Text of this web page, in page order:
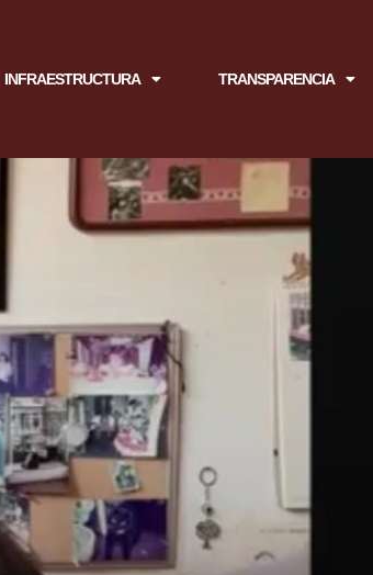
INFRAESTRUCTURA TRANSPARENCIA